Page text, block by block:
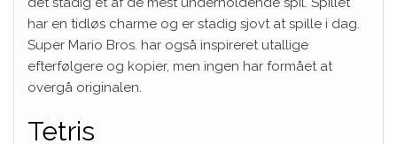
har en tidløs charme og er stadig sjovt at spille i dag.
Super Mario Bros. har også inspireret utallige
efterfølgere og kopier, men ingen har formået at
overgå originalen.
Tetris